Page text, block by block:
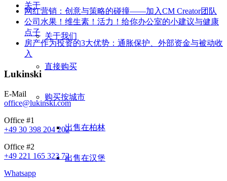
关于
关于我们
直接购买
购买按城市
出售在柏林
出售在汉堡
网红营销：创意与策略的碰撞——加入CM Creator团队
公司水果！维生素！活力！给你办公室的小建议与健康
点子
房产作为投资的3大优势：通胀保护、外部资金与被动收
入
Lukinski
E-Mail
office@lukinski.com
Office #1
+49 30 398 204 202
Office #2
+49 221 165 323 72
Whatsapp